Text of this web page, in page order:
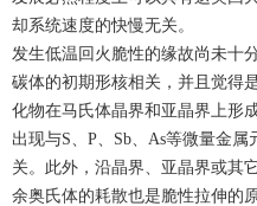
却系统速度的快慢无关。
发生低温回火脆性的缘故尚未十
碳体的初期形核相关，并且觉得
化物在马氏体晶界和亚晶界上形
出现与S、P、Sb、As等微量金
关。此外，沿晶界、亚晶界或其
余奥氏体的耗散也是脆性拉伸的